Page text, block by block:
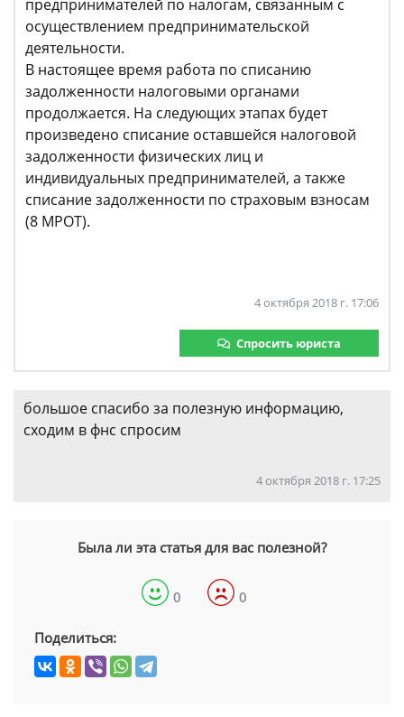
предпринимателей по налогам, связанным с
осуществлением предпринимательской
деятельности.
В настоящее время работа по списанию
задолженности налоговыми органами
продолжается. На следующих этапах будет
произведено списание оставшейся налоговой
задолженности физических лиц и
индивидуальных предпринимателей, а также
списание задолженности по страховым взносам
(8 МРОТ).
4 октября 2018 г. 17:06
Спросить юриста
большое спасибо за полезную информацию,
сходим в фнс спросим
4 октября 2018 г. 17:25
Была ли эта статья для вас полезной?
0 0
Поделиться: